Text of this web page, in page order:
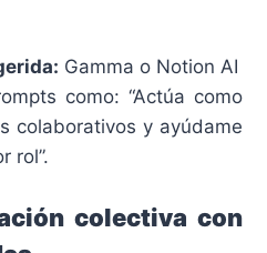
Gamma o Notion AI
como: “Actúa como
colaborativos y ayúdame
rol”.
colectiva con